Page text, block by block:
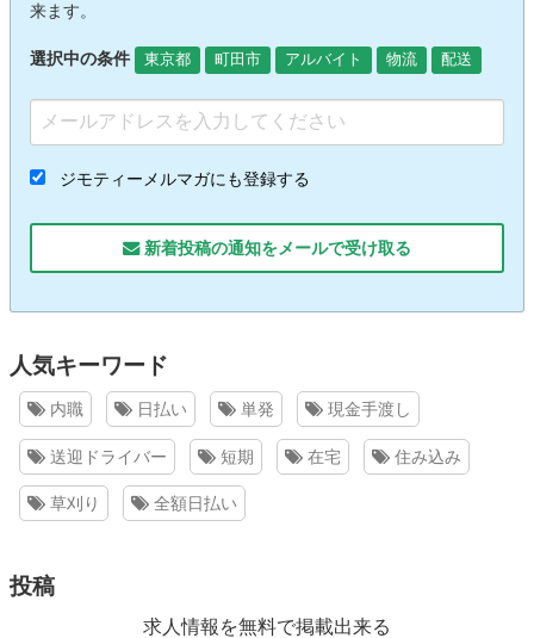
来ます。
選択中の条件 東京都 町田市 アルバイト 物流 配送
ジモティーメルマガにも登録する
新着投稿の通知をメールで受け取る
人気キーワード
内職 日払い 単発 現金手渡し
送迎ドライバー 短期 在宅 住み込み
草刈り 全額日払い
投稿
求人情報を無料で掲載出来る